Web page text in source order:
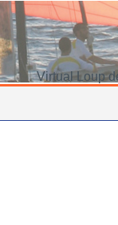
Virtual Loup